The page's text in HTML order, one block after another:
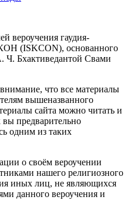
вероучения гаудия-
(ISKCON), основанного
Бхактиведантой Свами
что все материалы
вышеназванного
сайта можно читать и
вы предварительно
одним из таких
о своём вероучении
нашего религиозного
иных лиц, не являющихся
данного вероучения и